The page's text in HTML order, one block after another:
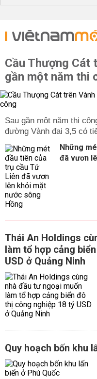
Cầu Thượng Cát
gần một năm thi
Sau gần một năm thi
đường Vành đai 3,5 có
Những
đã vươn
Thái An Holdings
làm tổ hợp cảng
USD ở Quảng Ninh
Quy hoạch bốn khu